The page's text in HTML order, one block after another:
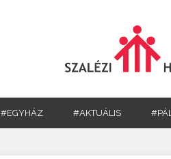
#EGYHÁZ #AKTUÁLIS